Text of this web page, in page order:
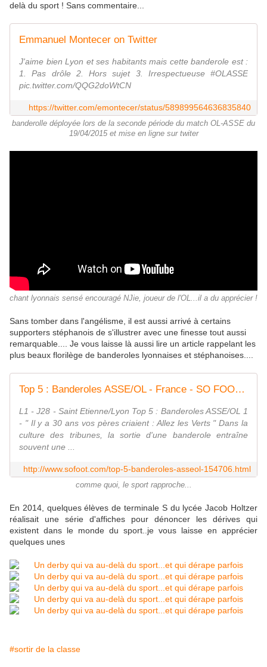
delà du sport ! Sans commentaire...
Emmanuel Montecer on Twitter
J'aime bien Lyon et ses habitants mais cette banderole est :
1. Pas drôle 2. Hors sujet 3. Irrespectueuse #OLASSE
pic.twitter.com/QQG2doWtCN
https://twitter.com/emontecer/status/589899564636835840
banderolle déployée lors de la seconde période du match OL-ASSE du
19/04/2015 et mise en ligne sur twiter
chant lyonnais sensé encouragé NJie, joueur de l'OL...il a du apprécier !
Sans tomber dans l'angélisme, il est aussi arrivé à certains
supporters stéphanois de s'illustrer avec une finesse tout aussi
remarquable.... Je vous laisse là aussi lire un article rappelant les
plus beaux florilège de banderoles lyonnaises et stéphanoises....
Top 5 : Banderoles ASSE/OL - France - SO FOOT.com
L1 - J28 - Saint Etienne/Lyon Top 5 : Banderoles ASSE/OL 1
- " Il y a 30 ans vos pères criaient : Allez les Verts " Dans la
culture des tribunes, la sortie d'une banderole entraîne
souvent une ...
http://www.sofoot.com/top-5-banderoles-asseol-154706.html
comme quoi, le sport rapproche...
En 2014, quelques élèves de terminale S du lycée Jacob Holtzer
réalisait une série d'affiches pour dénoncer les dérives qui
existent dans le monde du sport..je vous laisse en apprécier
quelques unes
#sortir de la classe